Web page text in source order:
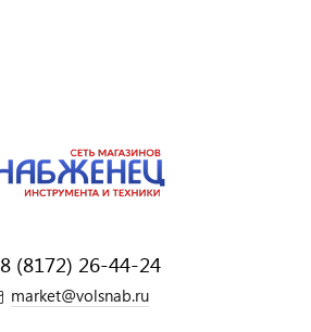
8 (8172) 26-44-24
market@volsnab.ru